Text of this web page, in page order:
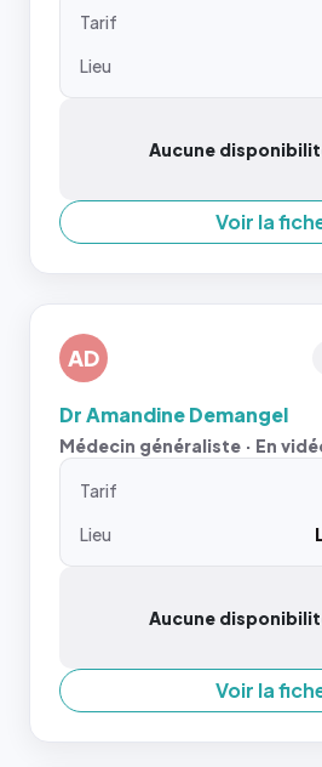
Tarif
Lieu
Aucune
Voir la
AD
Dr Amandine Demangel
Médecin généraliste · En
Tarif
Lieu
Aucune
Voir la